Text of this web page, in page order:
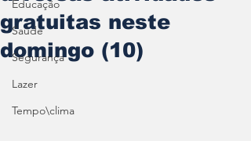
Educação
Saúde
Segurança
Lazer
Tempo\clima
gratuitas neste
domingo (10)